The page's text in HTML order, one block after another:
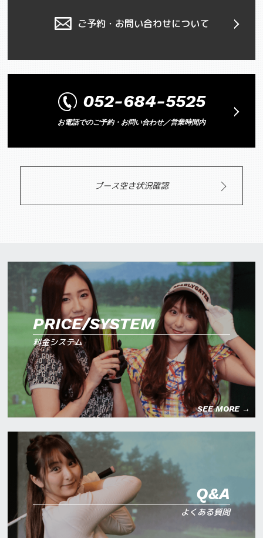
ご予約・お問い合わせについて
052-684-5525
お電話でのご予約・お問い合わせ／営業時間内
ブース空き状況確認
PRICE/SYSTEM
料金システム
SEE MORE →
Q&A
よくある質問